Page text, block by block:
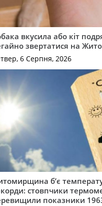
вкусила або кіт
звертатися на
6 Серпня, 2026
б’є
стовпчики
показники